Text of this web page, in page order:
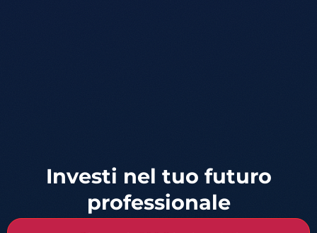
Investi nel tuo futuro
professionale